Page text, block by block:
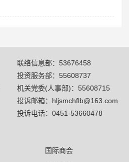
联络信息部：53676458
投资服务部：55608737
机关党委(人事部)：55608715
投诉邮箱：hljsmchflb@163.com
投诉电话：0451-53660478
国际商会